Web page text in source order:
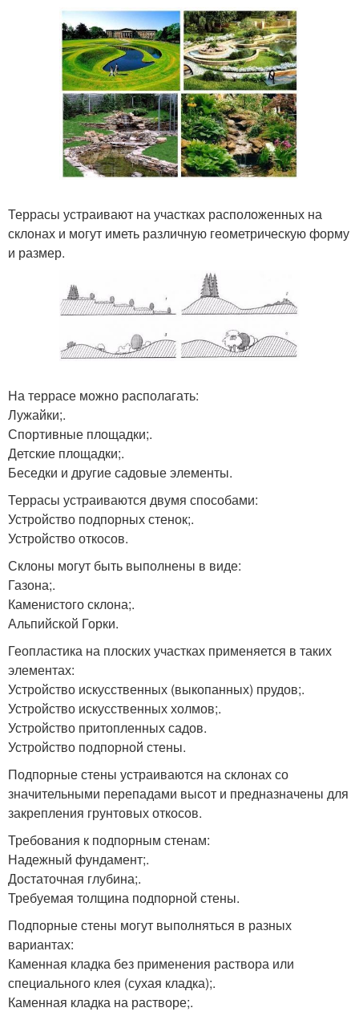
Террасы устраивают на участках расположенных на
склонах и могут иметь различную геометрическую форму
и размер.
На террасе можно располагать:
Лужайки;.
Спортивные площадки;.
Детские площадки;.
Беседки и другие садовые элементы.
Террасы устраиваются двумя способами:
Устройство подпорных стенок;.
Устройство откосов.
Склоны могут быть выполнены в виде:
Газона;.
Каменистого склона;.
Альпийской Горки.
Геопластика на плоских участках применяется в таких
элементах:
Устройство искусственных (выкопанных) прудов;.
Устройство искусственных холмов;.
Устройство притопленных садов.
Устройство подпорной стены.
Подпорные стены устраиваются на склонах со
значительными перепадами высот и предназначены для
закрепления грунтовых откосов.
Требования к подпорным стенам:
Надежный фундамент;.
Достаточная глубина;.
Требуемая толщина подпорной стены.
Подпорные стены могут выполняться в разных
вариантах:
Каменная кладка без применения раствора или
специального клея (сухая кладка);.
Каменная кладка на растворе;.